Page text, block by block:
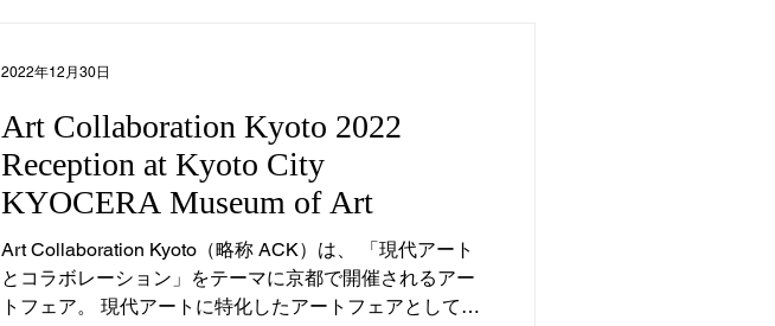
Art Collaboration Kyoto 2022
Reception at Kyoto City
KYOCERA Museum of Art
Art Collaboration Kyoto（略称 ACK）は、 「現代アート
とコラボレーション」をテーマに京都で開催されるアー
トフェア。 現代アートに特化したアートフェアとして
2022年12月30日